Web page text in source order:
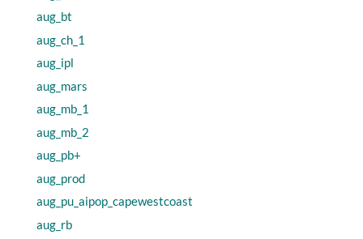
aug_bt
aug_ch_1
aug_ipl
aug_mars
aug_mb_1
aug_mb_2
aug_pb+
aug_prod
aug_pu_aipop_capewestcoast
aug_rb